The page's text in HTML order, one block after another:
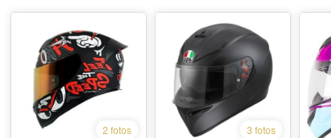
2 fotos 3 fotos